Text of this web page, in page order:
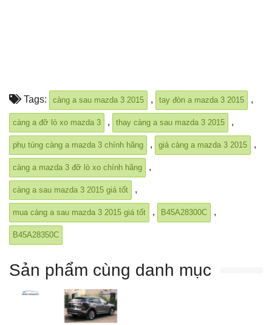
Tags: càng a sau mazda 3 2015 , tay đòn a mazda 3 2015 ,
càng a đỡ lò xo mazda 3 , thay càng a sau mazda 3 2015 ,
phụ tùng càng a mazda 3 chính hãng , giá càng a mazda 3 2015 ,
càng a mazda 3 đỡ lò xo chính hãng ,
càng a sau mazda 3 2015 giá tốt ,
mua càng a sau mazda 3 2015 giá tốt , B45A28300C ,
B45A28350C
Sản phẩm cùng danh mục